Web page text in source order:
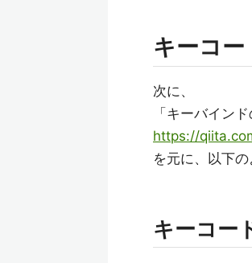
キーコ
次に、
「キーバイン
https://
を元に、以下の
キーコー